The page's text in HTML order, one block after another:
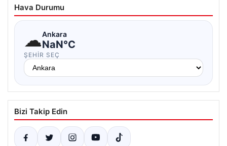
Hava Durumu
☁Ankara
NaN°C
ŞEHIR SEÇ
Bizi Takip Edin